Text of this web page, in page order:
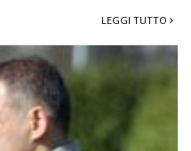
LEGGI TUTTO